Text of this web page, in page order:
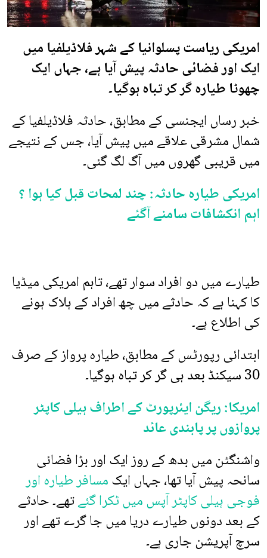
امریکی ریاست پسلوانیا کے شہر فلاڈیلفیا میں
ایک اور فضائی حادثہ پیش آیا ہے، جہاں ایک
چھوٹا طیارہ گر کر تباہ ہوگیا۔
خبر رساں ایجنسی کے مطابق، حادثہ فلاڈیلفیا کے
شمال مشرقی علاقے میں پیش آیا، جس کے نتیجے
میں قریبی گھروں میں آگ لگ گئی۔
امریکی طیارہ حادثہ: چند لمحات قبل کیا ہوا ؟
اہم انکشافات سامنے آگئے
طیارے میں دو افراد سوار تھے، تاہم امریکی میڈیا
کا کہنا ہے کہ حادثے میں چھ افراد کے ہلاک ہونے
کی اطلاع ہے۔
ابتدائی رپورٹس کے مطابق، طیارہ پرواز کے صرف
30 سیکنڈ بعد ہی گر کر تباہ ہوگیا۔
امریکا: ریگن ایئرپورٹ کے اطراف ہیلی کاپٹر
پروازوں پر پابندی عائد
واشنگٹن میں بدھ کے روز ایک اور بڑا فضائی
سانحہ پیش آیا تھا، جہاں ایکمسافر طیارہ اور
فوجی ہیلی کاپٹر آپس میں ٹکرا گئےتھے۔ حادثے
کے بعد دونوں طیارے دریا میں جا گرے تھے اور
سرچ آپریشن جاری ہے۔